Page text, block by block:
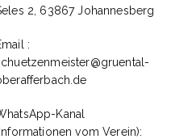
2, 63867 Johannesberg
:
Kanal
vom Verein):